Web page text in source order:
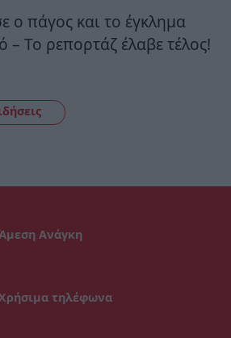
ο πάγος και το έγκλημα
– Το ρεπορτάζ έλαβε τέλος!
Ανάγκη
τηλέφωνα